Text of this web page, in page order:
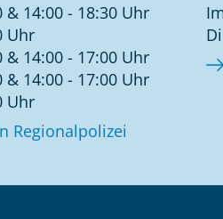
& 14:00 - 18:30 Uhr
Uhr
& 14:00 - 17:00 Uhr
& 14:00 - 17:00 Uhr
Uhr
Regionalpolizei